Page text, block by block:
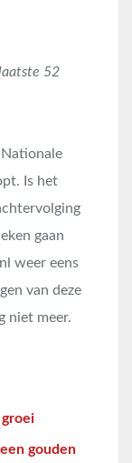
52
Is het
gaan
weer eens
van deze
niet meer.
gouden